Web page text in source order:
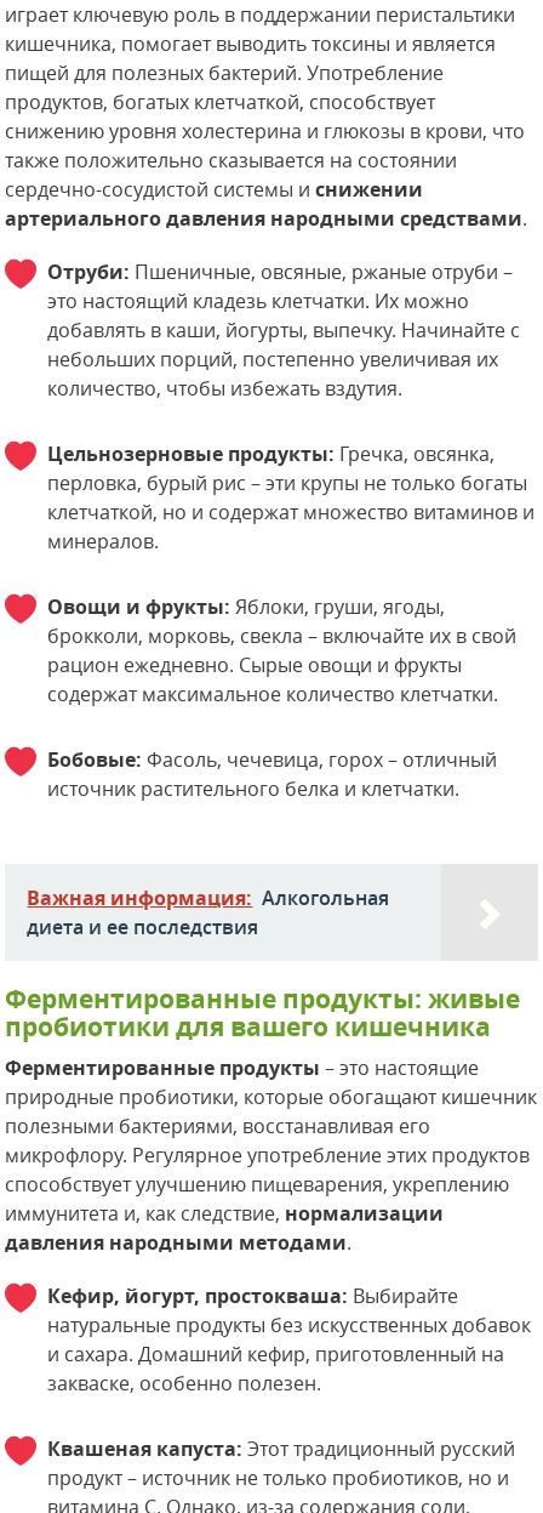
играет ключевую роль в поддержании перистальтики
кишечника, помогает выводить токсины и является
пищей для полезных бактерий. Употребление
продуктов, богатых клетчаткой, способствует
снижению уровня холестерина и глюкозы в крови, что
также положительно сказывается на состоянии
сердечно-сосудистой системы иснижении
артериального давления народными средствами.
Отруби: Пшеничные, овсяные, ржаные отруби –
это настоящий кладезь клетчатки. Их можно
добавлять в каши, йогурты, выпечку. Начинайте с
небольших порций, постепенно увеличивая их
количество, чтобы избежать вздутия.
Цельнозерновые продукты: Гречка, овсянка,
перловка, бурый рис – эти крупы не только богаты
клетчаткой, но и содержат множество витаминов и
минералов.
Овощи и фрукты: Яблоки, груши, ягоды,
брокколи, морковь, свекла – включайте их в свой
рацион ежедневно. Сырые овощи и фрукты
содержат максимальное количество клетчатки.
Бобовые: Фасоль, чечевица, горох – отличный
источник растительного белка и клетчатки.
Важная информация: Алкогольная
диета и ее последствия
Ферментированные продукты: живые
пробиотики для вашего кишечника
Ферментированные продукты – это настоящие
природные пробиотики, которые обогащают кишечник
полезными бактериями, восстанавливая его
микрофлору. Регулярное употребление этих продуктов
способствует улучшению пищеварения, укреплению
иммунитета и, как следствие, нормализации
давления народными методами.
Кефир, йогурт, простокваша: Выбирайте
натуральные продукты без искусственных добавок
и сахара. Домашний кефир, приготовленный на
закваске, особенно полезен.
Квашеная капуста: Этот традиционный русский
продукт – источник не только пробиотиков, но и
витамина С. Однако, из-за содержания соли,